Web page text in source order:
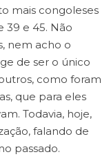
mais congoleses
39 e 45. Não
nem acho o
de ser o único
como foram
que para eles
Todavia, hoje,
falando de
passado.